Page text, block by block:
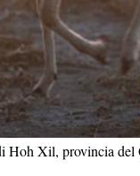
Hoh Xil, provincia